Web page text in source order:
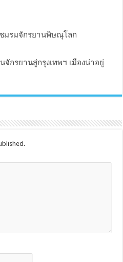
มรมจักรยานพิษณุโลก
กรยานสู่กรุงเทพฯ เมืองน่าอยู่